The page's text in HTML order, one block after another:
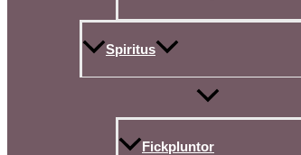
Spiritus
Fickpluntor